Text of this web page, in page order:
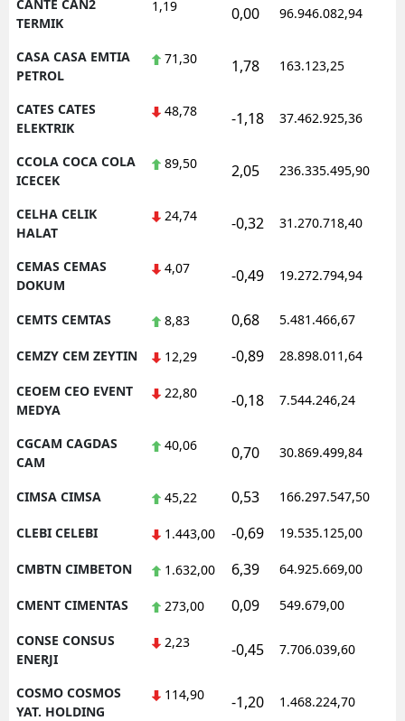
CANTE CAN2
TERMIK
1,19 0,00 96.946.082,94
CASA CASA EMTIA
PETROL
71,30 1,78 163.123,25
CATES CATES
ELEKTRIK
48,78 -1,18 37.462.925,36
CCOLA COCA COLA
ICECEK
89,50 2,05 236.335.495,90
CELHA CELIK
HALAT
24,74 -0,32 31.270.718,40
CEMAS CEMAS
DOKUM
4,07 -0,49 19.272.794,94
CEMTS CEMTAS 8,83 0,68 5.481.466,67
CEMZY CEM ZEYTIN 12,29 -0,89 28.898.011,64
CEOEM CEO EVENT
MEDYA
22,80 -0,18 7.544.246,24
CGCAM CAGDAS
CAM
40,06 0,70 30.869.499,84
CIMSA CIMSA 45,22 0,53 166.297.547,50
CLEBI CELEBI 1.443,00 -0,69 19.535.125,00
CMBTN CIMBETON 1.632,00 6,39 64.925.669,00
CMENT CIMENTAS 273,00 0,09 549.679,00
CONSE CONSUS
ENERJI
2,23 -0,45 7.706.039,60
COSMO COSMOS
YAT. HOLDING
114,90 -1,20 1.468.224,70